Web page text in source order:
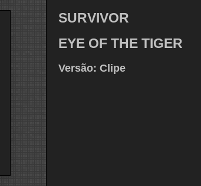
SURVIVOR
EYE OF THE TIGER
Versão: Clipe